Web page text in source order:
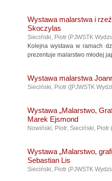
Wystawa malarstwa i
Skoczylas
Sieciński, Piotr (PJWSTK
Kolejna wystawa w ramach
prezentuje malarstwo młodej
Wystawa malarstwa
Sieciński, Piotr ([PJWSTK
Wystawa „Malarstwo,
Marek Ejsmond
Nowiński, Piotr; Sieciński, Piotr (
Wystawa „Malarstwo,
Sebastian Lis
Sieciński, Piotr (PJWSTK